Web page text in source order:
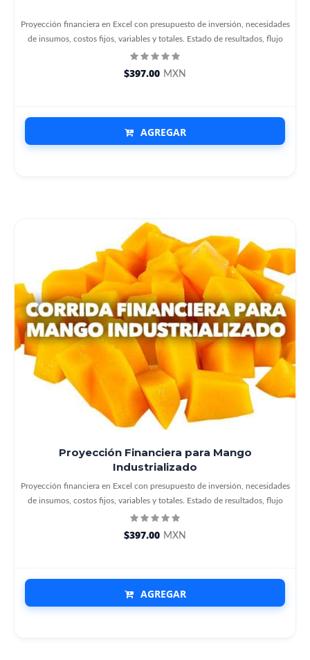
Proyección financiera en Excel con presupuesto de inversión, necesidades
de insumos, costos fijos, variables y totales. Estado de resultados, flujo
$397.00 MXN
AGREGAR
Proyección Financiera para Mango
Industrializado
Proyección financiera en Excel con presupuesto de inversión, necesidades
de insumos, costos fijos, variables y totales. Estado de resultados, flujo
$397.00 MXN
AGREGAR